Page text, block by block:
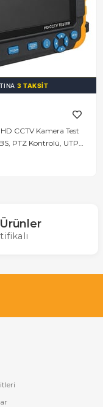
3 TAKSIT
CCTV Kamera Test
PTZ Kontrolü, UTP